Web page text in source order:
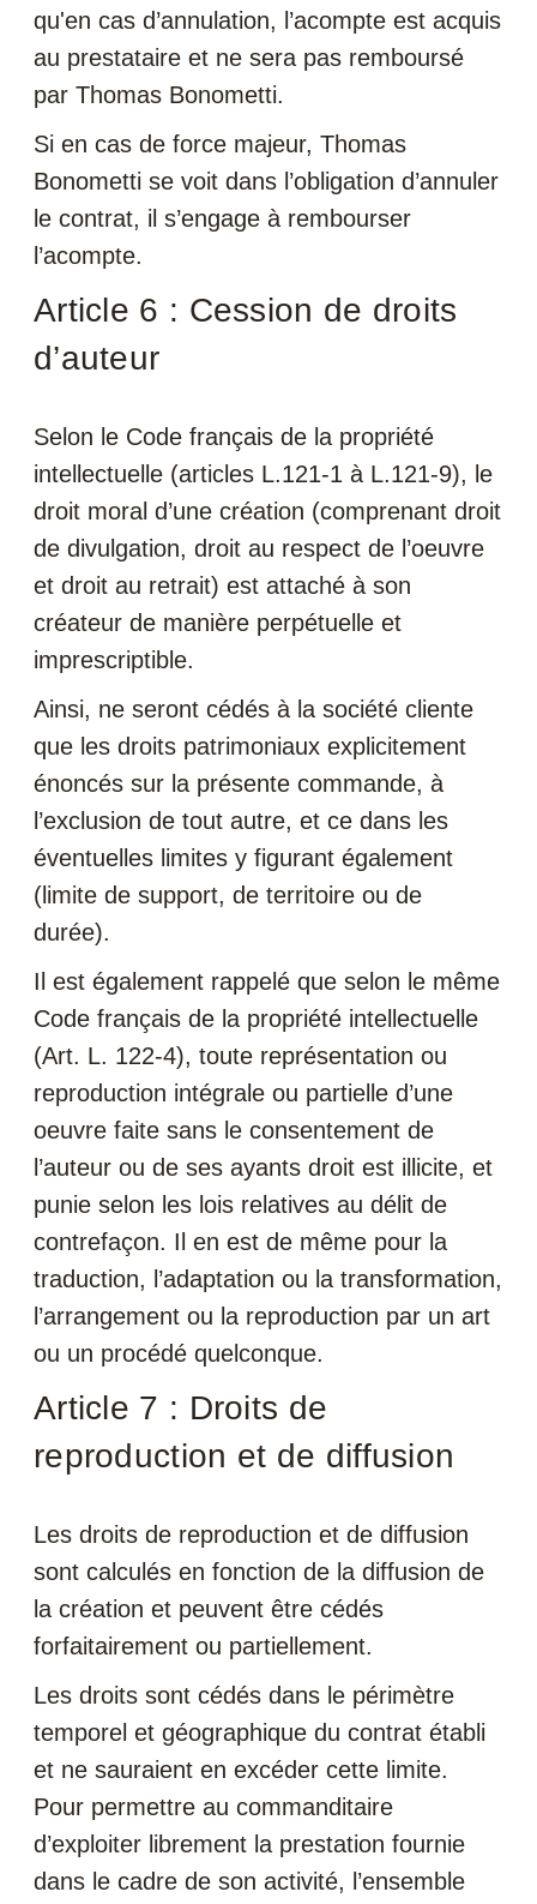
qu'en cas d’annulation, l’acompte est acquis
au prestataire et ne sera pas remboursé
par Thomas Bonometti.
Si en cas de force majeur, Thomas
Bonometti se voit dans l’obligation d’annuler
le contrat, il s’engage à rembourser
l’acompte.
Article 6 : Cession de droits
d’auteur
Selon le Code français de la propriété
intellectuelle (articles L.121-1 à L.121-9), le
droit moral d’une création (comprenant droit
de divulgation, droit au respect de l’oeuvre
et droit au retrait) est attaché à son
créateur de manière perpétuelle et
imprescriptible.
Ainsi, ne seront cédés à la société cliente
que les droits patrimoniaux explicitement
énoncés sur la présente commande, à
l’exclusion de tout autre, et ce dans les
éventuelles limites y figurant également
(limite de support, de territoire ou de
durée).
Il est également rappelé que selon le même
Code français de la propriété intellectuelle
(Art. L. 122-4), toute représentation ou
reproduction intégrale ou partielle d’une
oeuvre faite sans le consentement de
l’auteur ou de ses ayants droit est illicite, et
punie selon les lois relatives au délit de
contrefaçon. Il en est de même pour la
traduction, l’adaptation ou la transformation,
l’arrangement ou la reproduction par un art
ou un procédé quelconque.
Article 7 : Droits de
reproduction et de diffusion
Les droits de reproduction et de diffusion
sont calculés en fonction de la diffusion de
la création et peuvent être cédés
forfaitairement ou partiellement.
Les droits sont cédés dans le périmètre
temporel et géographique du contrat établi
et ne sauraient en excéder cette limite.
Pour permettre au commanditaire
d’exploiter librement la prestation fournie
dans le cadre de son activité, l’ensemble